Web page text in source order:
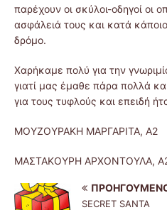
παρέχουν οι σκύλοι-οδηγοί οι
ασφάλειά τους και κατά
δρόμο.
Χαρήκαμε πολύ για την
γιατί μας έμαθε πάρα πολλά
για τους τυφλούς και επειδή
ΜΟΥΖΟΥΡΑΚΗ ΜΑΡΓΑΡΙΤΑ, Α2
ΜΑΣΤΑΚΟΥΡΗ ΑΡΧΟΝΤΟΥΛΑ,
SECRET SANTA